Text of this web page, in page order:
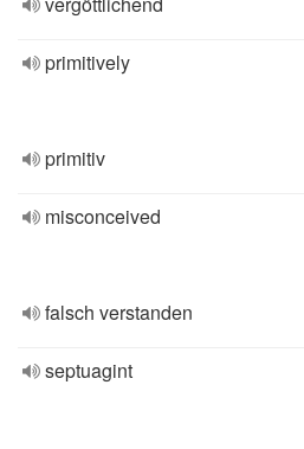
primitively
primitiv
misconceived
falsch verstanden
septuagint